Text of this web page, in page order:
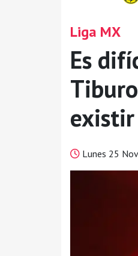
Liga MX
Es
existir
Lunes 25